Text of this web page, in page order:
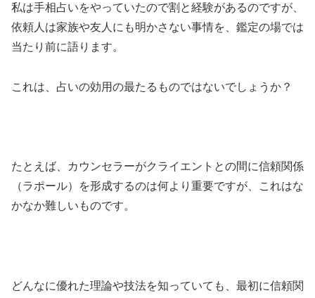
私は手相占いをやっていたので割と経験があるのですが、
依頼人は家族や友人にも明かさない事情を、鑑定の場では
当たり前に語ります。
これは、占いの効用の最たるものではないでしょうか？
たとえば、カウンセラーがクライエントとの間に信頼関係
（ラポール）を形成するのは何より重要ですが、これはな
かなか難しいものです。
どんなに優れた理論や技法を知っていても、最初に信頼関